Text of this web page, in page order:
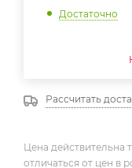
Достаточно
Рассчитать
Цена действительна
отличаться от цен в